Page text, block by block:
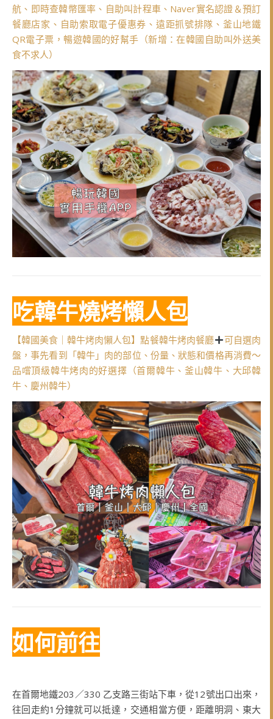
航、即時查韓幣匯率、自助叫計程車、Naver實名認證＆預訂
餐廳店家、自助索取電子優惠券、遠距抓號排隊、釜山地鐵
QR電子票，暢遊韓國的好幫手（新增：在韓國自助叫外送美
食不求人）
吃韓牛燒烤懶人包
【韓國美食｜韓牛烤肉懶人包】點餐韓牛烤肉餐廳
可自選肉
盤，事先看到「韓牛」肉的部位、份量、狀態和價格再消費～
品嚐頂級韓牛烤肉的好選擇（首爾韓牛、釜山韓牛、大邱韓
牛、慶州韓牛）
如何前往
在首爾地鐵203／330 乙支路三街站下車，從12號出口出來，
往回走約1分鐘就可以抵達，交通相當方便，距離明洞、東大